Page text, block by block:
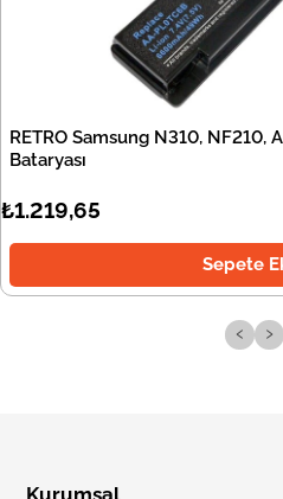
RETRO Samsung N310, NF210,
Bataryası
₺1.219,65
Sepete
‹ ›